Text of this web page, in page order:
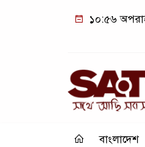
১০:৫৬
বাংলাদেশ